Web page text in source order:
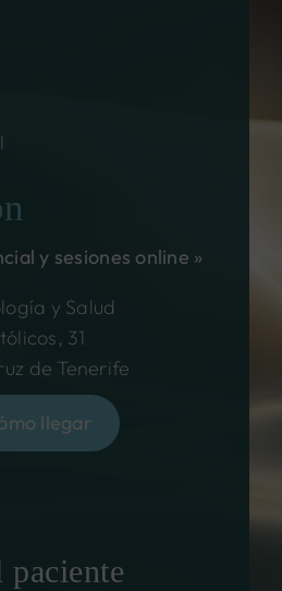
y sesiones online »
y Salud
31
de Tenerife
llegar